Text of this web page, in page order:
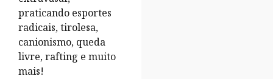
praticando esportes
radicais, tirolesa,
canionismo, queda
livre, rafting e muito
mais!